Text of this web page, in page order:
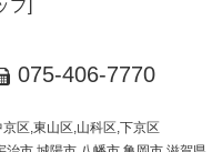
プ]
075-406-7770
区,東山区,山科区,下京区